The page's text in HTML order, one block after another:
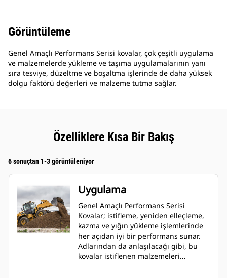
Görüntüleme
Genel Amaçlı Performans Serisi kovalar, çok çeşitli uygulama
ve malzemelerde yükleme ve taşıma uygulamalarının yanı
sıra tesviye, düzeltme ve boşaltma işlerinde de daha yüksek
dolgu faktörü değerleri ve malzeme tutma sağlar.
Özelliklere Kısa Bir Bakış
6 sonuçtan 1-3 görüntüleniyor
Uygulama
Genel Amaçlı Performans Serisi
Kovalar; istifleme, yeniden elleçleme,
kazma ve yığın yükleme işlemlerinde
her açıdan iyi bir performans sunar.
Adlarından da anlaşılacağı gibi, bu
kovalar istiflenen malzemeleri